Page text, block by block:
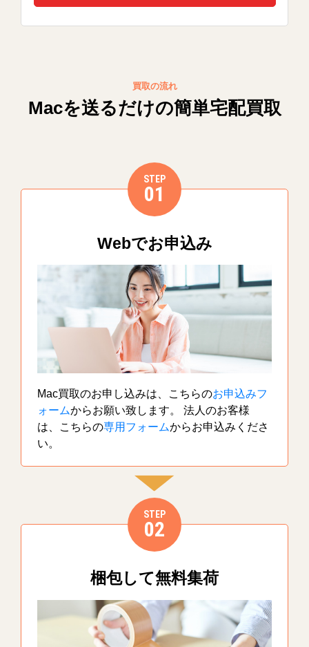
買取の流れ
Macを送るだけの簡単宅配買取
STEP
01
Webでお申込み
Mac買取のお申し込みは、こちらのお申込みフ
ォームからお願い致します。 法人のお客様
は、こちらの専用フォームからお申込みくださ
い。
STEP
02
梱包して無料集荷